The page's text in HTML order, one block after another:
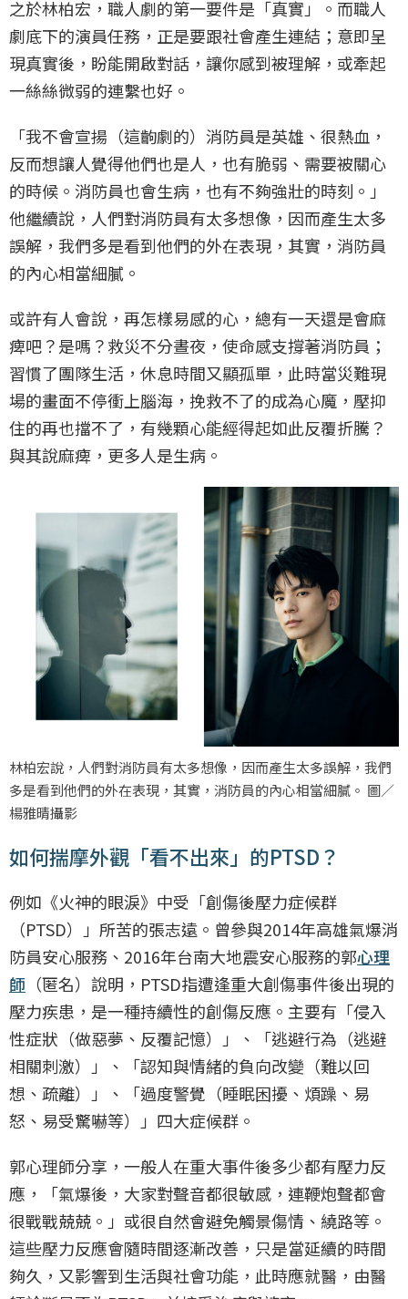
之於林柏宏，職人劇的第一要件是「真實」。而職人
劇底下的演員任務，正是要跟社會產生連結；意即呈
現真實後，盼能開啟對話，讓你感到被理解，或牽起
一絲絲微弱的連繫也好。
「我不會宣揚（這齣劇的）消防員是英雄、很熱血，
反而想讓人覺得他們也是人，也有脆弱、需要被關心
的時候。消防員也會生病，也有不夠強壯的時刻。」
他繼續說，人們對消防員有太多想像，因而產生太多
誤解，我們多是看到他們的外在表現，其實，消防員
的內心相當細膩。
或許有人會說，再怎樣易感的心，總有一天還是會麻
痺吧？是嗎？救災不分晝夜，使命感支撐著消防員；
習慣了團隊生活，休息時間又顯孤單，此時當災難現
場的畫面不停衝上腦海，挽救不了的成為心魔，壓抑
住的再也擋不了，有幾顆心能經得起如此反覆折騰？
與其說麻痺，更多人是生病。
林柏宏說，人們對消防員有太多想像，因而產生太多誤解，我們
多是看到他們的外在表現，其實，消防員的內心相當細膩。 圖／
楊雅晴攝影
如何揣摩外觀「看不出來」的PTSD？
例如《火神的眼淚》中受「創傷後壓力症候群
（PTSD）」所苦的張志遠。曾參與2014年高雄氣爆消
防員安心服務、2016年台南大地震安心服務的郭心理
師 （匿名）說明，PTSD指遭逢重大創傷事件後出現的
壓力疾患，是一種持續性的創傷反應。主要有「侵入
性症狀（做惡夢、反覆記憶）」、「逃避行為（逃避
相關刺激）」、「認知與情緒的負向改變（難以回
想、疏離）」、「過度警覺（睡眠困擾、煩躁、易
怒、易受驚嚇等）」四大症候群。
郭心理師分享，一般人在重大事件後多少都有壓力反
應，「氣爆後，大家對聲音都很敏感，連鞭炮聲都會
很戰戰兢兢。」或很自然會避免觸景傷情、繞路等。
這些壓力反應會隨時間逐漸改善，只是當延續的時間
夠久，又影響到生活與社會功能，此時應就醫，由醫